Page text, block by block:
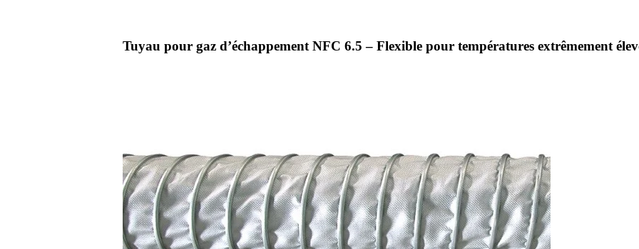
Tuyau pour gaz d’échappement NFC 6.5 – Flexible pour températures extrêmement